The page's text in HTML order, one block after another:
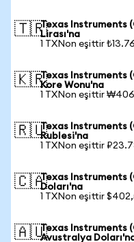
🇹🇷Texas Instruments
Lirası'na
1 TXNon eşittir
🇰🇷Texas Instruments
Kore Wonu'na
1 TXNon eşittir
🇷🇺Texas Instruments
Rublesi'na
1 TXNon eşittir
🇨🇦Texas Instruments
Doları'na
1 TXNon eşittir
🇦🇺Texas Instruments
Avustralya